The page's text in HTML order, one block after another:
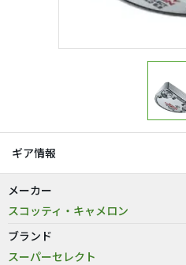
ギア情報
メーカー
スコッティ・キャメロン
ブランド
スーパーセレクト